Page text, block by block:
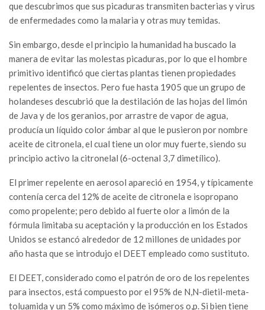
que descubrimos que sus picaduras transmiten bacterias y virus
de enfermedades como la malaria y otras muy temidas.
Sin embargo, desde el principio la humanidad ha buscado la
manera de evitar las molestas picaduras, por lo que el hombre
primitivo identificó que ciertas plantas tienen propiedades
repelentes de insectos. Pero fue hasta 1905 que un grupo de
holandeses descubrió que la destilación de las hojas del limón
de Java y de los geranios, por arrastre de vapor de agua,
producía un líquido color ámbar al que le pusieron por nombre
aceite de citronela, el cual tiene un olor muy fuerte, siendo su
principio activo la citronelal (6-octenal 3,7 dimetílico).
El primer repelente en aerosol apareció en 1954, y típicamente
contenía cerca del 12% de aceite de citronela e isopropano
como propelente; pero debido al fuerte olor a limón de la
fórmula limitaba su aceptación y la producción en los Estados
Unidos se estancó alrededor de 12 millones de unidades por
año hasta que se introdujo el DEET empleado como sustituto.
El DEET, considerado como el patrón de oro de los repelentes
para insectos, está compuesto por el 95% de N,N-dietil-meta-
toluamida y un 5% como máximo de isómeros o,p. Si bien tiene